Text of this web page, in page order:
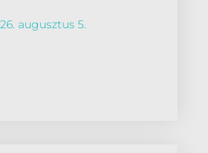
augusztus 5.